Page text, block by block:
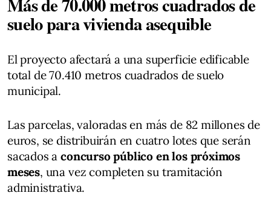
suelo para vivienda asequible
El proyecto afectará a una superficie edificable
total de 70.410 metros cuadrados de suelo
municipal.
Las parcelas, valoradas en más de 82 millones de
euros, se distribuirán en cuatro lotes que serán
sacados aconcurso público en los próximos
meses, una vez completen su tramitación
administrativa.